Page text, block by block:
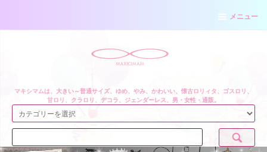
メニュー
マキシマムは、大きい～普通サイズ、ゆめ、やみ、かわいい、懐古ロリィタ、ゴスロリ、
甘ロリ、クラロリ、デコラ、ジェンダーレス、男・女性・通販。